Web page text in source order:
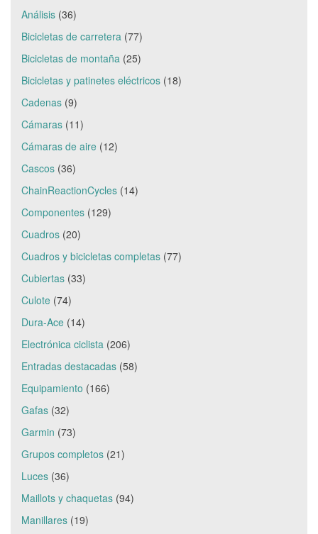
Análisis (36)
Bicicletas de carretera (77)
Bicicletas de montaña (25)
Bicicletas y patinetes eléctricos (18)
Cadenas (9)
Cámaras (11)
Cámaras de aire (12)
Cascos (36)
ChainReactionCycles (14)
Componentes (129)
Cuadros (20)
Cuadros y bicicletas completas (77)
Cubiertas (33)
Culote (74)
Dura-Ace (14)
Electrónica ciclista (206)
Entradas destacadas (58)
Equipamiento (166)
Gafas (32)
Garmin (73)
Grupos completos (21)
Luces (36)
Maillots y chaquetas (94)
Manillares (19)